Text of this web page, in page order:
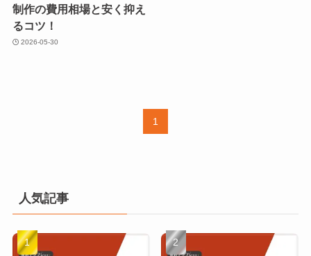
制作の費用相場と安く抑え
るコツ！
2026-05-30
1
人気記事